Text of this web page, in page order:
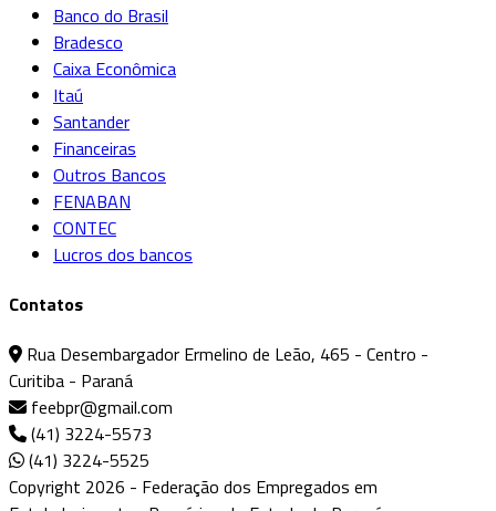
Banco do Brasil
Bradesco
Caixa Econômica
Itaú
Santander
Financeiras
Outros Bancos
FENABAN
CONTEC
Lucros dos bancos
Contatos
Rua Desembargador Ermelino de Leão, 465 - Centro -
Curitiba - Paraná
feebpr@gmail.com
(41) 3224-5573
(41) 3224-5525
Copyright 2026 - Federação dos Empregados em